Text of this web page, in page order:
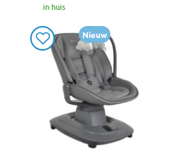
in huis
Nieuw